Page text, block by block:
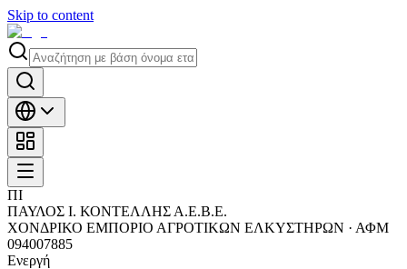
Skip to content
ΠΙ
ΠΑΥΛΟΣ Ι. ΚΟΝΤΕΛΛΗΣ Α.Ε.Β.Ε.
ΧΟΝΔΡΙΚΟ ΕΜΠΟΡΙΟ ΑΓΡΟΤΙΚΩΝ ΕΛΚΥΣΤΗΡΩΝ · ΑΦΜ
094007885
Ενεργή